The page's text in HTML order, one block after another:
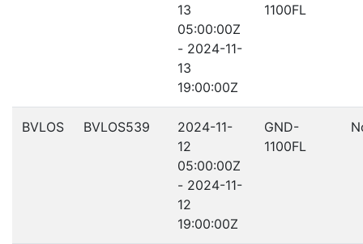
13
05:00:00Z
- 2024-11-
13
19:00:00Z
1100FL
BVLOS BVLOS539
2024-11-
12
05:00:00Z
- 2024-11-
12
19:00:00Z
GND-
1100FL